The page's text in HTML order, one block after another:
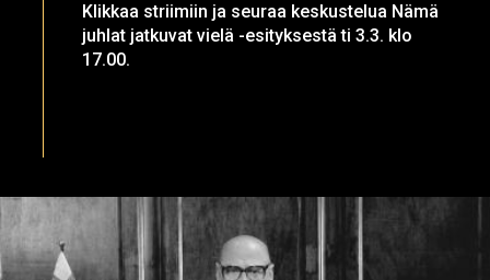
Klikkaa striimiin ja seuraa keskustelua Nämä
juhlat jatkuvat vielä -esityksestä ti 3.3. klo
17.00.